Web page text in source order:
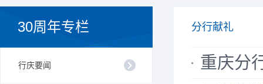
30周年专栏
行庆要闻
分行献礼
重庆分